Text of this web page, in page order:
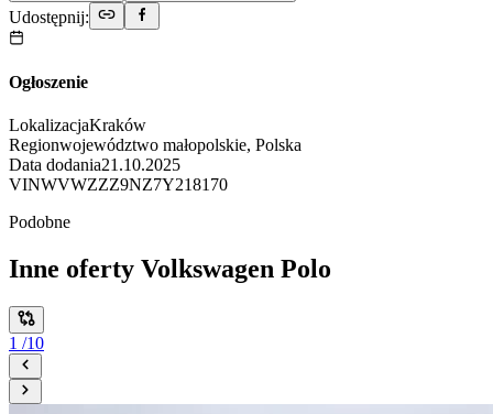
Udostępnij:
Ogłoszenie
LokalizacjaKraków
Regionwojewództwo małopolskie, Polska
Data dodania21.10.2025
VINWVWZZZ9NZ7Y218170
Podobne
Inne oferty Volkswagen Polo
1 /10